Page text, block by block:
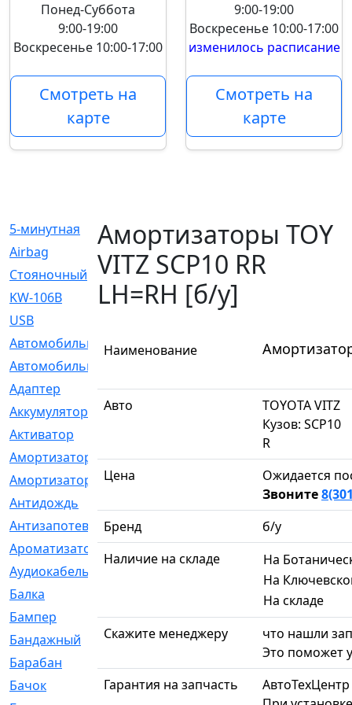
Понед-Суббота
9:00-19:00
Воскресенье 10:00-17:00
Смотреть на
карте
9:00-19:00
Воскресенье 10:00-17:00
изменилось расписание
Смотреть на
карте
5-минутная
[1]
Airbag
[18]
Cтояночный
[1]
KW-106B
[0]
USB
Автомобильное
[6]
Автомобильный
Адаптер
[3]
Аккумулятор
Активатор
Амортизатор
[608]
Амортизаторы
Антидождь
Антизапотеватель
Ароматизатор
[35]
Аудиокабель
Балка
Бампер
[137]
Бандажный
[6]
Барабан
Бачок
[40]
Амортизаторы TOY
VITZ SCP10 RR
LH=RH [б/у]
Наименование
Авто
TOYOTA VITZ
Кузов: SCP10
R
Цена
Ожидается
Звоните
Бренд
б/у
Наличие на складе
На
На
На складе
Скажите менеджеру
что нашли
Это поможет
Гарантия на запчасть